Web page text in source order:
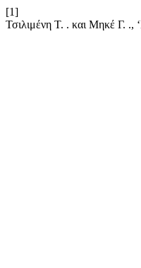
[1]
Τσιλιμένη Τ. . και Μηκέ Γ. .,